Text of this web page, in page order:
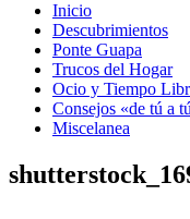
Inicio
Descubrimientos
Ponte Guapa
Trucos del Hogar
Ocio y Tiempo
Consejos «de tú a
Miscelanea